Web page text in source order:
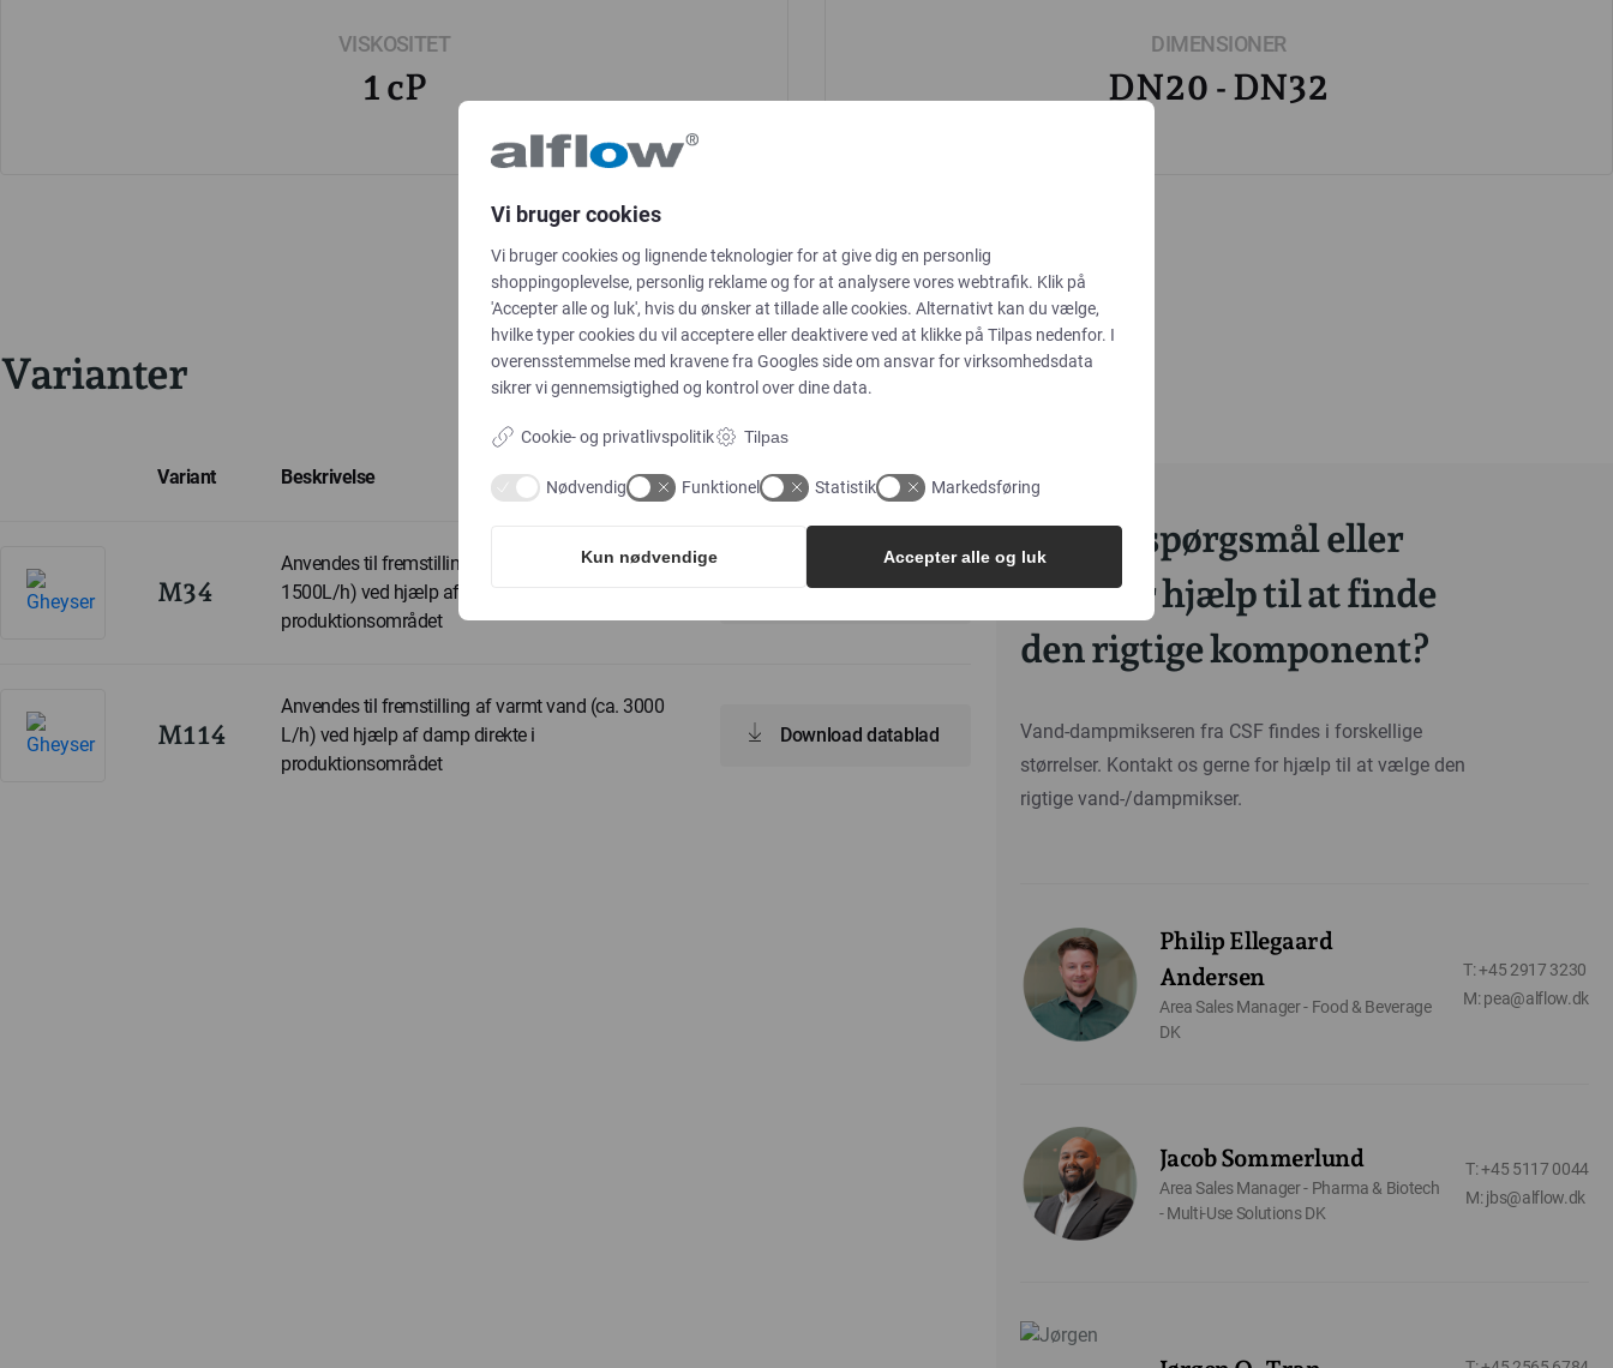
VISKOSITET
1 cP
DIMENSIONER
DN20 - DN32
Varianter
Variant Beskrivelse Datablad
M34
Anvendes til fremstilling af varmt vand (ca.
1500L/h) ved hjælp af damp direkte i
produktionsområdet
Download datablad
M114
Anvendes til fremstilling af varmt vand (ca. 3000
L/h) ved hjælp af damp direkte i
produktionsområdet
Download datablad
Har du spørgsmål eller
brug for hjælp til at finde
den rigtige komponent?
Vand-dampmikseren fra CSF findes i forskellige
størrelser. Kontakt os gerne for hjælp til at vælge den
rigtige vand-/dampmikser.
Philip Ellegaard
Andersen
Area Sales Manager - Food & Beverage
DK
T: +45 2917 3230
M: pea@alflow.dk
Jacob Sommerlund
Area Sales Manager - Pharma & Biotech
- Multi-Use Solutions DK
T: +45 5117 0044
M: jbs@alflow.dk
Vi bruger cookies
Vi bruger cookies og lignende teknologier for at give dig en personlig
shoppingoplevelse, personlig reklame og for at analysere vores webtrafik. Klik på
'Accepter alle og luk', hvis du ønsker at tillade alle cookies. Alternativt kan du vælge,
hvilke typer cookies du vil acceptere eller deaktivere ved at klikke på Tilpas nedenfor. I
overensstemmelse med kravene fra Googles side om ansvar for virksomhedsdata
sikrer vi gennemsigtighed og kontrol over dine data.
Cookie- og privatlivspolitik Tilpas
Nødvendig Funktionel Statistik Markedsføring
Kun nødvendige Accepter alle og luk